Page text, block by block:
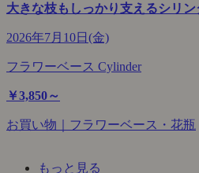
大きな枝もしっかり支えるシリン
2026年7月10日(金)
フラワーベース Cylinder
￥3,850～
お買い物｜フラワーベース・花瓶
もっと見る